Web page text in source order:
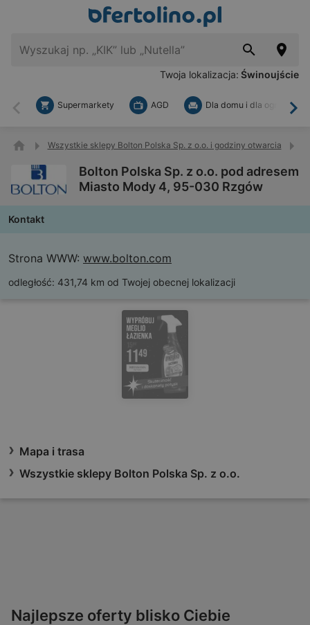
Twoja lokalizacja: Świnoujście
Wstecz
Supermarkety AGD Dla domu i dla ogrodu
Wszystkie sklepy Bolton Polska Sp. z o.o. i godziny otwarcia
Bolton Polska Sp. z o.o. pod adresem
Miasto Mody 4, 95-030 Rzgów
Kontakt
Strona WWW: www.bolton.com
odległość: 431,74 km od Twojej obecnej lokalizacji
Mapa i trasa
Wszystkie sklepy Bolton Polska Sp. z o.o.
Najlepsze oferty blisko Ciebie